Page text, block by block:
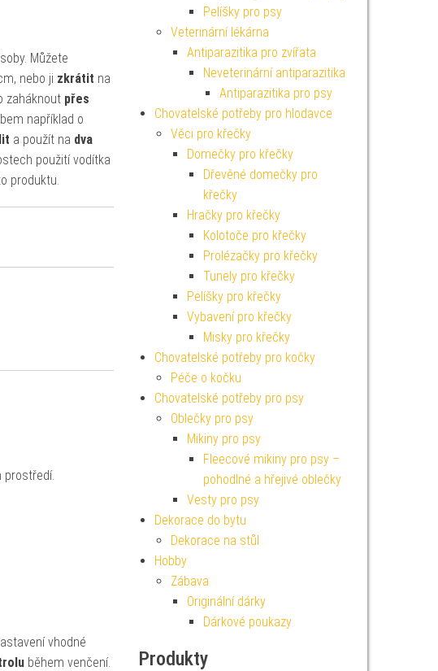
Můžete
nebo ji zkrátit na
zaháknout přes
například o
a použít na dva
použití vodítka
produktu.
prostředí.
vhodné
během venčení.
Pelíšky pro psy
Veterinární lékárna
Antiparazitika pro zvířata
Neveterinární antiparazitika
Antiparazitika pro psy
Chovatelské potřeby pro hlodavce
Věci pro křečky
Domečky pro křečky
Dřevěné domečky pro
křečky
Hračky pro křečky
Kolotoče pro křečky
Prolézačky pro křečky
Tunely pro křečky
Pelíšky pro křečky
Vybavení pro křečky
Misky pro křečky
Chovatelské potřeby pro kočky
Péče o kočku
Chovatelské potřeby pro psy
Oblečky pro psy
Mikiny pro psy
Fleecové mikiny pro psy –
pohodlné a hřejivé oblečky
Vesty pro psy
Dekorace do bytu
Dekorace na stůl
Hobby
Zábava
Originální dárky
Dárkové poukazy
Produkty